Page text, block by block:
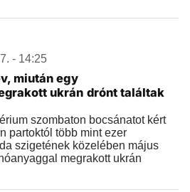
- 14:25
miután egy
ukrán drónt találtak
szombaton bocsánatot kért
partoktól több mint ezer
szigetének közelében május
megrakott ukrán